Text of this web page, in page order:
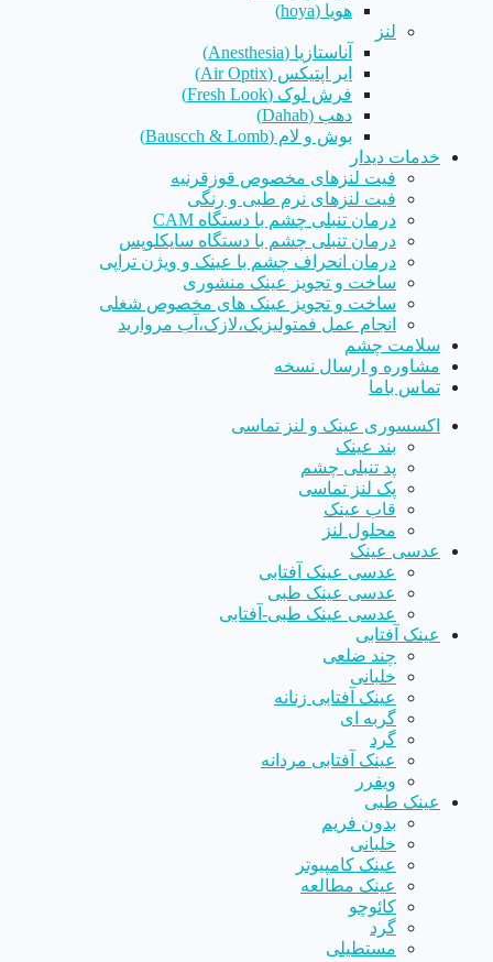
هویا (hoya)
لنز
آناستازیا (Anesthesia)
ایر اپتیکس (Air Optix)
فرش لوک (Fresh Look)
دهب (Dahab)
بوش و لام (Bauscch & Lomb)
خدمات دیدار
فیت لنزهای مخصوص قوزقرنیه
فیت لنزهای نرم طبی و رنگی
درمان تنبلی چشم با دستگاه CAM
درمان تنبلی چشم با دستگاه سایکلوپس
درمان انحراف چشم با عینک و ویژن تراپی
ساخت و تجویز عینک منشوری
ساخت و تجویز عینک های مخصوص شغلی
انجام عمل فمتولیزیک،لازک،آب مروارید
سلامت چشم
مشاوره و ارسال نسخه
تماس باما
اکسسوری عینک و لنز تماسی
بند عینک
پد تنبلی چشم
پک لنز تماسی
قاب عینک
محلول لنز
عدسی عینک
عدسی عینک آفتابی
عدسی عینک طبی
عدسی عینک طبی-آفتابی
عینک آفتابی
چند ضلعی
خلبانی
عینک آفتابی زنانه
گربه ای
گرد
عینک آفتابی مردانه
ویفرر
عینک طبی
بدون فریم
خلبانی
عینک کامپیوتر
عینک مطالعه
کائوچو
گرد
مستطیلی